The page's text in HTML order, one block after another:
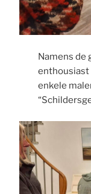
Namens de
enthousiast
enkele